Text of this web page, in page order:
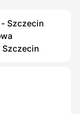
Szczecin
Szczecin